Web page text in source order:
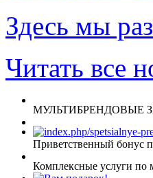
Здесь мы
Читать все
МУЛЬТИБРЕНДОВЫЕ
Приветственный бонус
Комплексные услуги по